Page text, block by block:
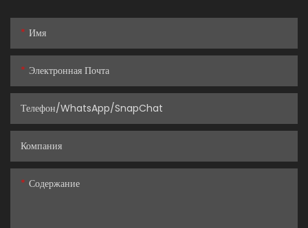
Имя
Электронная Почта
Телефон/WhatsApp/SnapChat
Компания
Содержание